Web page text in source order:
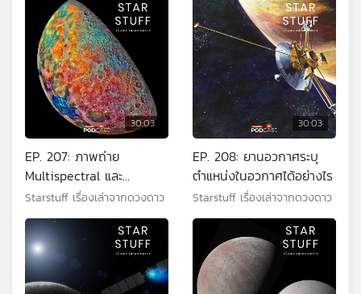
30:03
EP. 207: ภาพถ่าย
Multispectral และ
Hyperspectral คืออะไร
Starstuff เรื่องเล่าจากดวงดาว
30:03
EP. 208: ยานอวกาศระบุ
ตำแหน่งในอวกาศได้อย่างไร
Starstuff เรื่องเล่าจากดวงดาว